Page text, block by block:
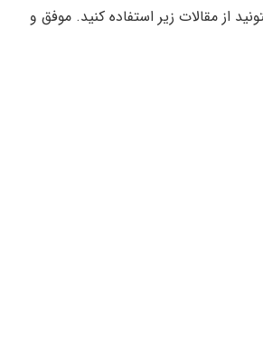
از مقالات زیر استفاده کنید. موفق و